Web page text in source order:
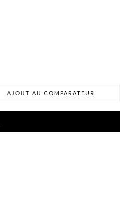
AJOUT AU COMPARATEUR